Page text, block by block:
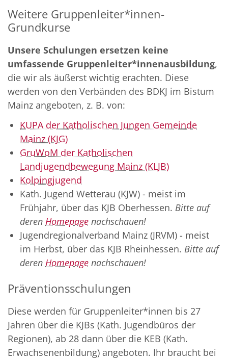
Weitere Gruppenleiter*innen-
Grundkurse
Unsere Schulungen ersetzen keine
umfassende Gruppenleiter*innenausbildung,
die wir als äußerst wichtig erachten. Diese
werden von den Verbänden des BDKJ im Bistum
Mainz angeboten, z. B. von:
KUPA der Katholischen Jungen Gemeinde
Mainz (KJG)
GruWoM der Katholischen
Landjugendbewegung Mainz (KLJB)
Kolpingjugend
Kath. Jugend Wetterau (KJW) - meist im
Frühjahr, über das KJB Oberhessen. Bitte auf
deren Homepage nachschauen!
Jugendregionalverband Mainz (JRVM) - meist
im Herbst, über das KJB Rheinhessen. Bitte auf
deren Homepage nachschauen!
Präventionsschulungen
Diese werden für Gruppenleiter*innen bis 27
Jahren über die KJBs (Kath. Jugendbüros der
Regionen), ab 28 dann über die KEB (Kath.
Erwachsenenbildung) angeboten. Ihr braucht bei